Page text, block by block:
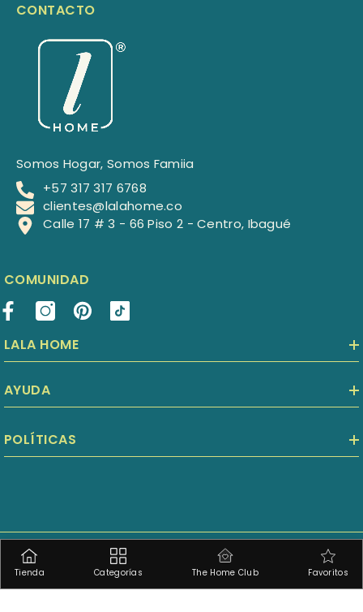
CONTACTO
Somos Hogar, Somos Famiia
+57 317 317 6768
clientes@lalahome.co
Calle 17 # 3 - 66 Piso 2 - Centro, Ibagué
COMUNIDAD
LALA HOME
AYUDA
POLÍTICAS
©2025 Grupo Empresarial LAFE.
Todos Los Derechos Reservados.
Tienda Categorías The Home Club Favoritos